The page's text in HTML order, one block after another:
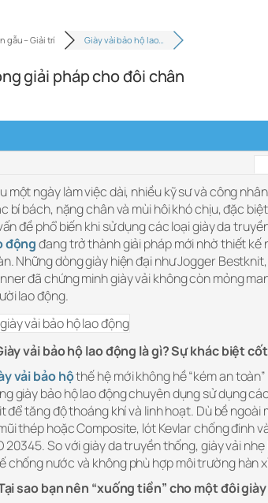
gẫu – Giải trí Giày vải bảo hộ lao…
giải pháp cho đôi chân
một ngày làm việc dài, nhiều kỹ sư và công
bí bách, nặng chân và mùi hôi khó chịu, đặc
đề phổ biến khi sử dụng các loại giày da
độngđang trở thành giải pháp mới nhờ thiết kế
Những dòng giày hiện đại như Jogger
đã chứng minh giày vải không còn mỏng
lao động.
vải bảo hộ lao động là gì? Sự khác biệt
vải bảo hộthế hệ mới không hề “kém an
giày bảo hộ lao động chuyên dụng sử dụng
để tăng độ thoáng khí và linh hoạt. Dù bề
thép hoặc Composite, lót Kevlar chống đinh
20345. So với giày da truyền thống, giày vải
chống nước và không phù hợp môi trường hàn
sao bạn nên “xuống tiền” cho một đôi